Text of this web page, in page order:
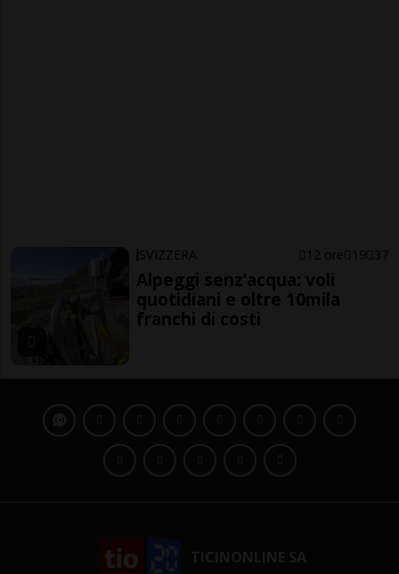
SVIZZERA 12 ore 19 37
Alpeggi senz’acqua: voli
quotidiani e oltre 10mila
franchi di costi